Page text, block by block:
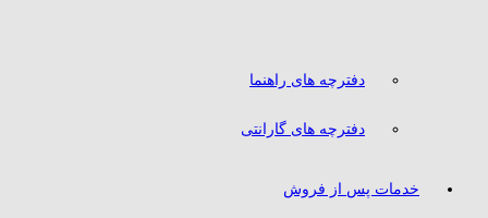
دفترچه های راهنما
دفترچه های گارانتی
خدمات پس از فروش